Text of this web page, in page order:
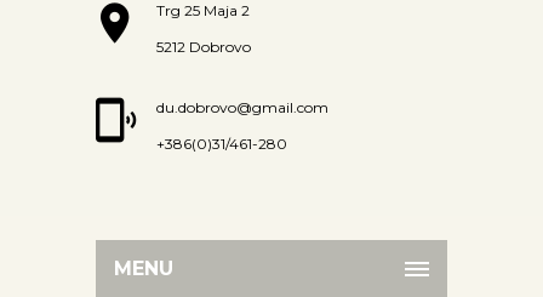
Trg 25 Maja 2
5212 Dobrovo
du.dobrovo@gmail.com
+386(0)31/461-280
MENU